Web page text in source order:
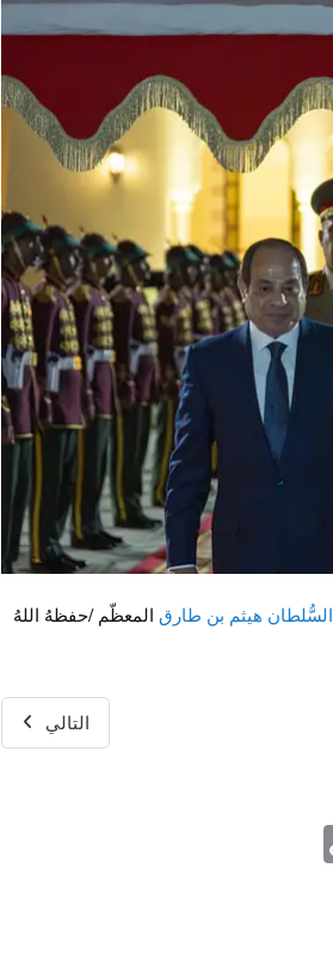
هيثم بن طارق المعظّم /حفظهُ اللهُ
التالي